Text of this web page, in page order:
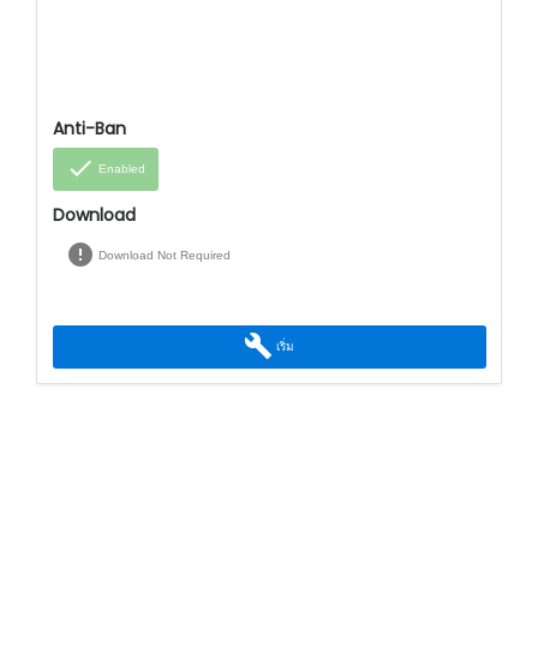
Anti-Ban
done Enabled
Download
error Download Not Required
build เริ่ม